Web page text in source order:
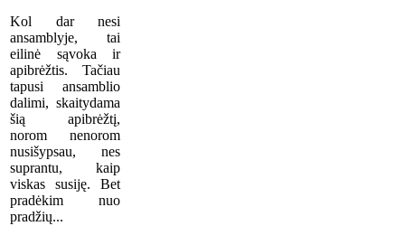
Kol dar nesi
ansamblyje, tai
eilinė sąvoka ir
apibrėžtis. Tačiau
tapusi ansamblio
dalimi, skaitydama
šią apibrėžtį,
norom nenorom
nusišypsau, nes
suprantu, kaip
viskas susiję. Bet
pradėkim nuo
pradžių...